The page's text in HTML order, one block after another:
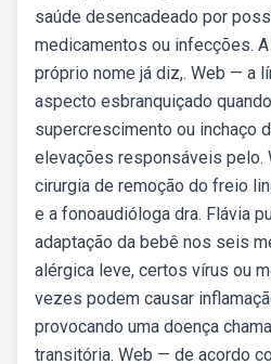
saúde desencadeado por
medicamentos ou infecções.
próprio nome já diz,. Web — a
aspecto esbranquiçado
supercrescimento ou inchaço
elevações responsáveis pelo.
cirurgia de remoção do freio
e a fonoaudióloga dra. Flávia
adaptação da bebê nos seis
alérgica leve, certos vírus ou
vezes podem causar
provocando uma doença
transitória. Web — de acordo